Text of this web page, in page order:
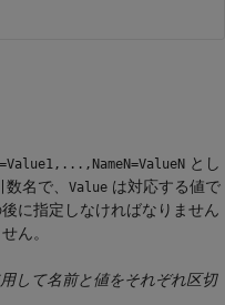
とし
数名で、 Value は対応する値で
に指定しなければなりません
ん。
して名前と値をそれぞれ区切